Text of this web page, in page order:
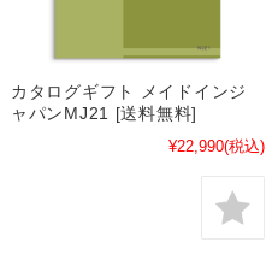
カタログギフト メイドインジ
ャパンMJ21 [送料無料]
¥22,990(税込)